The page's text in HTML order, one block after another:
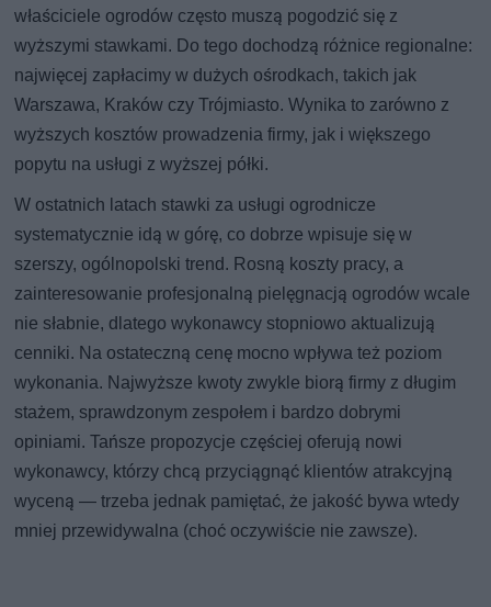
właściciele ogrodów często muszą pogodzić się z
wyższymi stawkami. Do tego dochodzą różnice regionalne:
najwięcej zapłacimy w dużych ośrodkach, takich jak
Warszawa, Kraków czy Trójmiasto. Wynika to zarówno z
wyższych kosztów prowadzenia firmy, jak i większego
popytu na usługi z wyższej półki.
W ostatnich latach stawki za usługi ogrodnicze
systematycznie idą w górę, co dobrze wpisuje się w
szerszy, ogólnopolski trend. Rosną koszty pracy, a
zainteresowanie profesjonalną pielęgnacją ogrodów wcale
nie słabnie, dlatego wykonawcy stopniowo aktualizują
cenniki. Na ostateczną cenę mocno wpływa też poziom
wykonania. Najwyższe kwoty zwykle biorą firmy z długim
stażem, sprawdzonym zespołem i bardzo dobrymi
opiniami. Tańsze propozycje częściej oferują nowi
wykonawcy, którzy chcą przyciągnąć klientów atrakcyjną
wyceną — trzeba jednak pamiętać, że jakość bywa wtedy
mniej przewidywalna (choć oczywiście nie zawsze).